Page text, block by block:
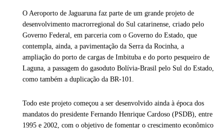
O Aeroporto de Jaguaruna faz parte de um grande projeto de
desenvolvimento macrorregional do Sul catarinense, criado pelo
Governo Federal, em parceria com o Governo do Estado, que
contempla, ainda, a pavimentação da Serra da Rocinha, a
ampliação do porto de cargas de Imbituba e do porto pesqueiro de
Laguna, a passagem do gasoduto Bolívia-Brasil pelo Sul do Estado,
como também a duplicação da BR-101.
Todo este projeto começou a ser desenvolvido ainda à época dos
mandatos do presidente Fernando Henrique Cardoso (PSDB), entre
1995 e 2002, com o objetivo de fomentar o crescimento econômico